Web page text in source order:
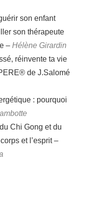
son enfant
son thérapeute
– Hélène Girardin
réinvente ta vie
de J.Salomé
: pourquoi
Chi Gong et du
et l’esprit –